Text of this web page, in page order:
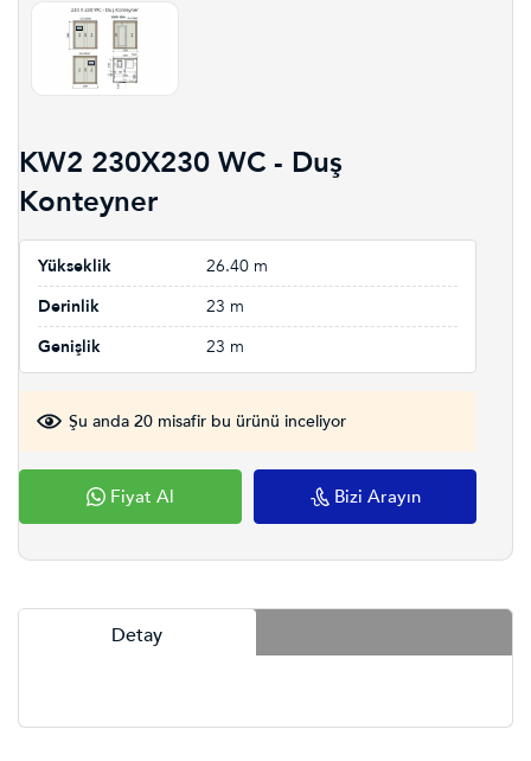
KW2 230X230 WC - Duş
Konteyner
Yükseklik
26.40 m
Derinlik
23 m
Genişlik
23 m
Şu anda 20 misafir bu ürünü inceliyor
Fiyat Al Bizi Arayın
Detay